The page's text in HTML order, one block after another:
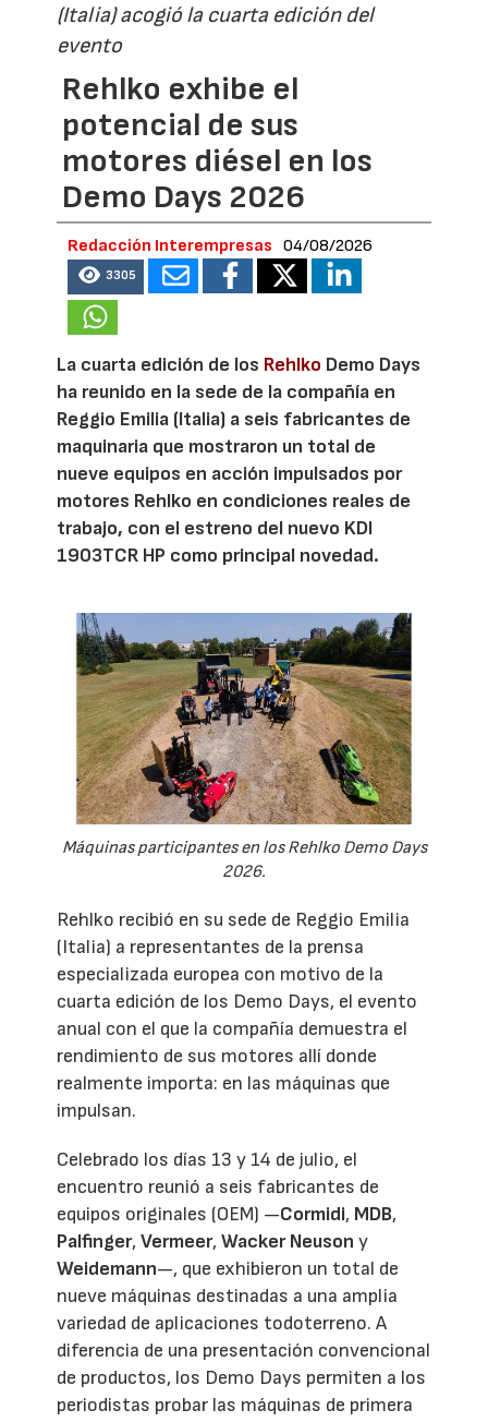
(Italia) acogió la cuarta edición del
evento
Rehlko exhibe el
potencial de sus
motores diésel en los
Demo Days 2026
Redacción Interempresas 04/08/2026
3305
La cuarta edición de los Rehlko Demo Days
ha reunido en la sede de la compañía en
Reggio Emilia (Italia) a seis fabricantes de
maquinaria que mostraron un total de
nueve equipos en acción impulsados por
motores Rehlko en condiciones reales de
trabajo, con el estreno del nuevo KDI
1903TCR HP como principal novedad.
Máquinas participantes en los Rehlko Demo Days
2026.
Rehlko recibió en su sede de Reggio Emilia
(Italia) a representantes de la prensa
especializada europea con motivo de la
cuarta edición de los Demo Days, el evento
anual con el que la compañía demuestra el
rendimiento de sus motores allí donde
realmente importa: en las máquinas que
impulsan.
Celebrado los días 13 y 14 de julio, el
encuentro reunió a seis fabricantes de
equipos originales (OEM) —Cormidi, MDB,
Palfinger,Vermeer,Wacker Neuson y
Weidemann—, que exhibieron un total de
nueve máquinas destinadas a una amplia
variedad de aplicaciones todoterreno. A
diferencia de una presentación convencional
de productos, los Demo Days permiten a los
periodistas probar las máquinas de primera